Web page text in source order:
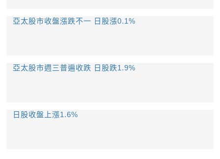
亞太股市收盤漲跌不一 日股漲0.1%
亞太股市週三普遍收跌 日股跌1.9%
日股收盤上漲1.6%